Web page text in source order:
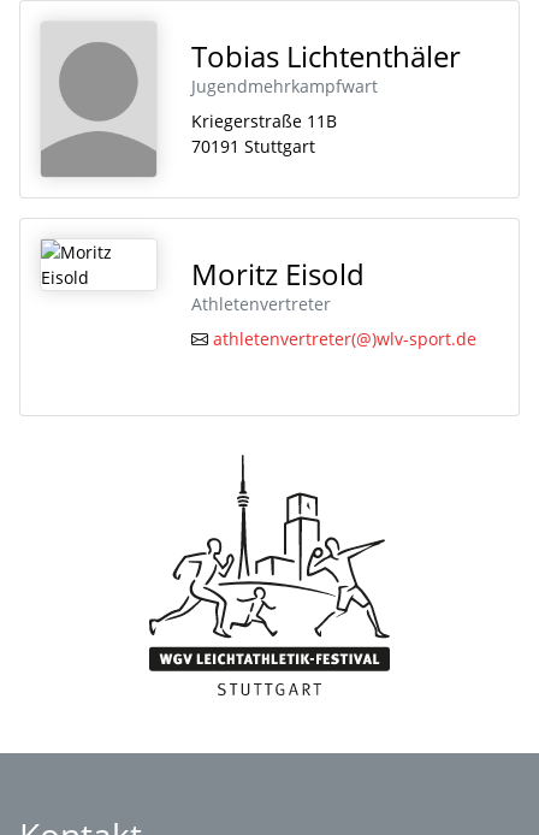
Tobias Lichtenthäler
Jugendmehrkampfwart
Kriegerstraße 11B
70191 Stuttgart
Moritz Eisold
Athletenvertreter
athletenvertreter(@)wlv-sport.de